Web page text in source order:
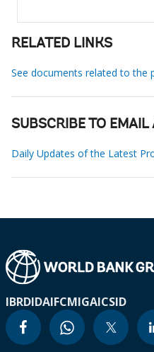
RELATED LINKS
See documents related to the
SUBSCRIBE TO EMAIL
Daily Updates of the Latest
IBRDIDAIFCMIGAICSID